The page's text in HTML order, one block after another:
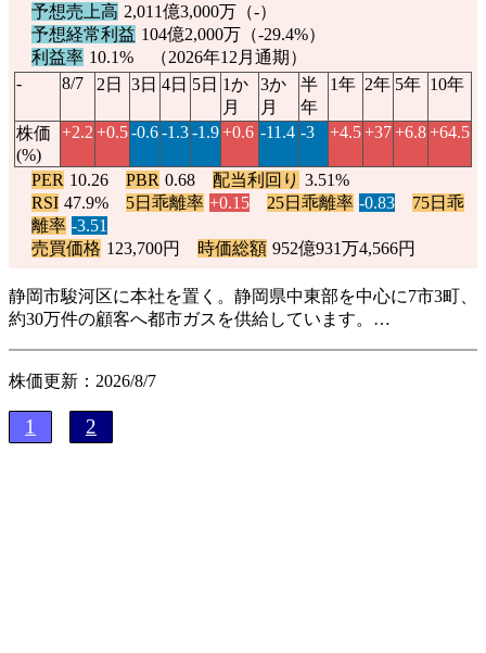
予想売上高 2,011億3,000万（-）
予想経常利益 104億2,000万（-29.4%）
利益率 10.1% （2026年12月通期）
-
8/7 2日 3日 4日 5日 1か
月
3か
月
半
年
1年 2年 5年 10年
株価
(%)
+2.2 +0.5-0.6-1.3-1.9+0.6 -11.4 -3 +4.5+37+6.8+64.5
PER 10.26 PBR 0.68 配当利回り 3.51%
RSI 47.9% 5日乖離率 +0.15 25日乖離率 -0.83
75日乖
離率 -3.51
売買価格 123,700円 時価総額 952億931万4,566円
静岡市駿河区に本社を置く。静岡県中東部を中心に7市3町、
約30万件の顧客へ都市ガスを供給しています。…
株価更新：2026/8/7
1 2